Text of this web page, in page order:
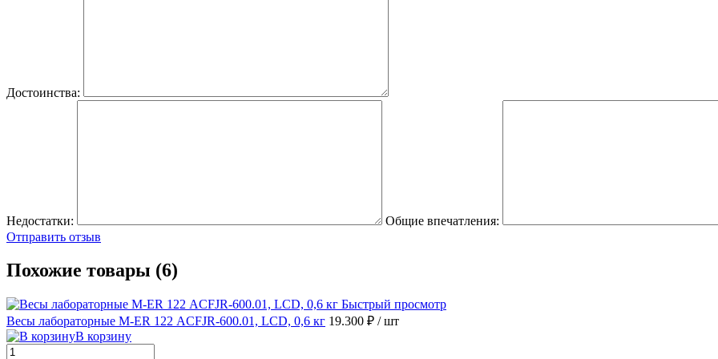
Достоинства:
Недостатки: Общие впечатления:
Отправить отзыв
Похожие товары (6)
Быстрый просмотр
Весы лабораторные M-ER 122 АCFJR-600.01, LСD, 0,6 кг 19.300 ₽ / шт
В корзину